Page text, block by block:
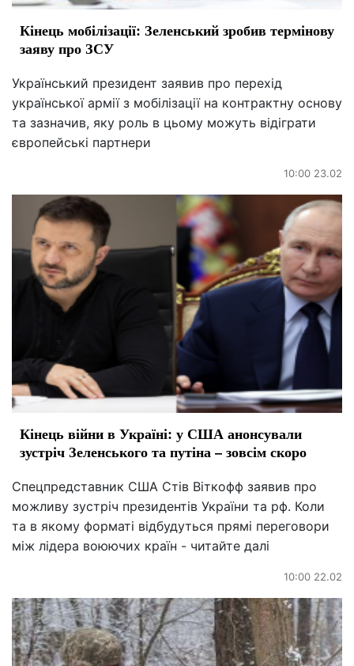
Кінець мобілізації: Зеленський зробив термінову
заяву про ЗСУ
Український президент заявив про перехід
української армії з мобілізації на контрактну основу
та зазначив, яку роль в цьому можуть відіграти
європейські партнери
10:00 23.02
Кінець війни в Україні: у США анонсували
зустріч Зеленського та путіна – зовсім скоро
Спецпредставник США Стів Віткофф заявив про
можливу зустріч президентів України та рф. Коли
та в якому форматі відбудуться прямі переговори
між лідера воюючих країн - читайте далі
10:00 22.02